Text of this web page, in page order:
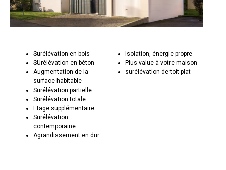
Surélévation en bois
SUrélévation en béton
Augmentation de la
surface habitable
Surélévation partielle
Surélévation totale
Etage supplémentaire
Surélévation
contemporaine
Agrandissement en dur
Isolation, énergie propre
Plus-value à votre maison
surélévation de toit plat